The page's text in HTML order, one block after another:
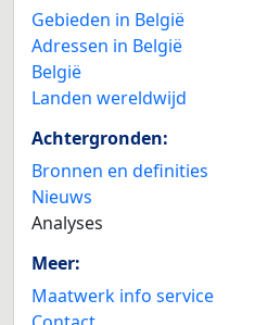
Gebieden in België
Adressen in België
België
Landen wereldwijd
Achtergronden:
Bronnen en definities
Nieuws
Analyses
Meer:
Maatwerk info service